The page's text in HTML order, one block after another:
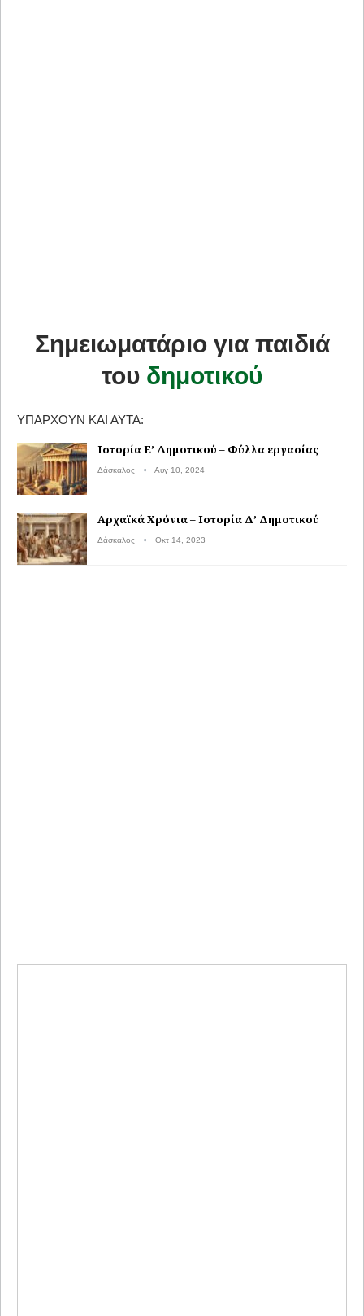
Σημειωματάριο για παιδιά
του δημοτικού
ΥΠΆΡΧΟΥΝ ΚΑΙ ΑΥΤΆ:
Ιστορία Ε’ Δημοτικού – Φύλλα εργασίας
Δάσκαλος Αυγ 10, 2024
Αρχαϊκά Χρόνια – Ιστορία Δ’ Δημοτικού
Δάσκαλος Οκτ 14, 2023